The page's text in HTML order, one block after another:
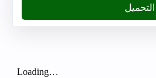
التحميل